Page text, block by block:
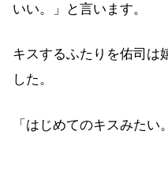
いい。」と言います。
キスするふたりを佑司は
した。
「はじめてのキスみたい